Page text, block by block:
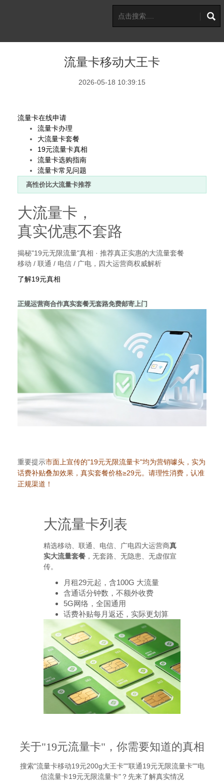
流量卡移动大王卡
2026-05-18 10:39:15
流量卡在线申请
流量卡办理
大流量卡套餐
19元流量卡真相
流量卡选购指南
流量卡常见问题
高性价比大流量卡推荐
大流量卡，
真实优惠不套路
揭秘"19元无限流量"真相 · 推荐真正实惠的大流量套餐
移动 / 联通 / 电信 / 广电，四大运营商权威解析
了解19元真相
正规运营商合作真实套餐无套路免费邮寄上门
重要提示市面上宣传的"19元无限流量卡"均为营销噱头，实为
话费补贴叠加效果，真实套餐价格≥29元。请理性消费，认准
正规渠道！
大流量卡列表
精选移动、联通、电信、广电四大运营商真
实大流量套餐 ，无套路、无隐患、无虚假宣
传。
月租29元起，含100G 大流量
含通话分钟数，不额外收费
5G网络，全国通用
话费补贴每月返还，实际更划算
关于"19元流量卡"，你需要知道的真相
搜索"流量卡移动19元200g大王卡""联通19元无限流量卡""电
信流量卡19元无限流量卡"？先来了解真实情况